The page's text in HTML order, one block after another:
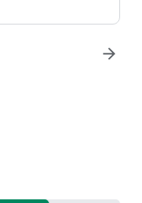
arrow_forward